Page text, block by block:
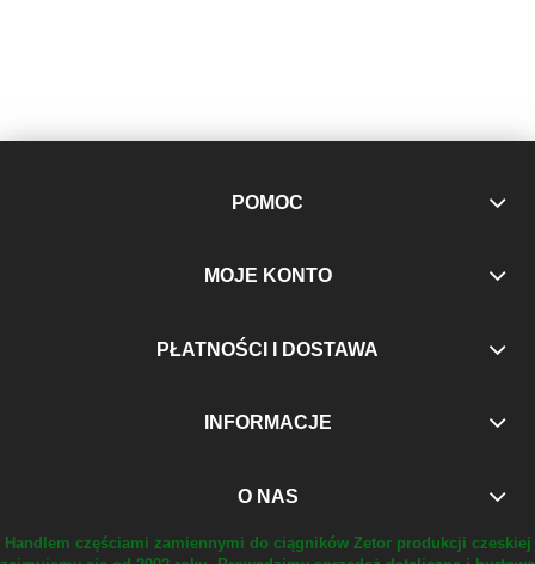
POMOC
MOJE KONTO
PŁATNOŚCI I DOSTAWA
INFORMACJE
O NAS
Handlem częściami zamiennymi do ciągników Zetor produkcji czeskiej